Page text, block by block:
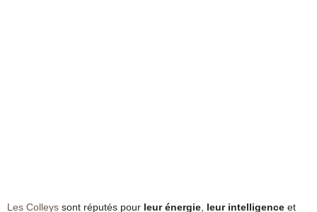
Les Colleys sont réputés pour leur énergie, leur intelligence et